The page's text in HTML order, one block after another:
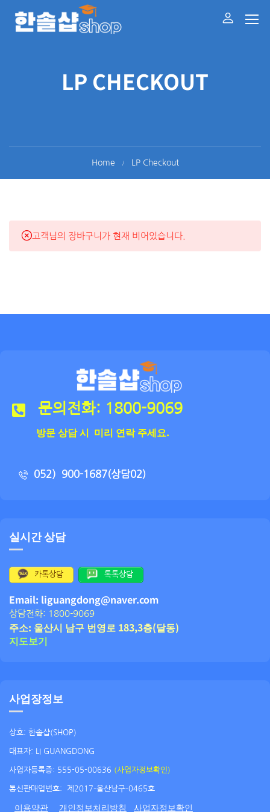
LP CHECKOUT
Home LP Checkout
고객님의 장바구니가 현재 비어있습니다.
문의전화: 1800-9069
방문 상담 시 미리 연락 주세요.
052）900-1687(상담02)
실시간 상담
카톡상담 톡톡상담
Email: liguangdong@naver.com
상담전화: 1800-9069
주소: 울산시 남구 번영로 183,3층(달동)
지도보기
사업장정보
상호: 한솔샵(SHOP)
대표자: LI GUANGDONG
사업자등록증: 555-05-00636 (사업자정보확인)
통신판매업번호: 제2017-울산남구-0465호
이용약관 개인정보처리방침 사업자정보확인